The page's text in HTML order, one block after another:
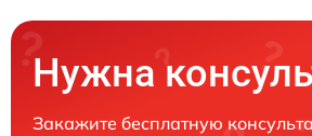
Нужна
Закажите бесплатную